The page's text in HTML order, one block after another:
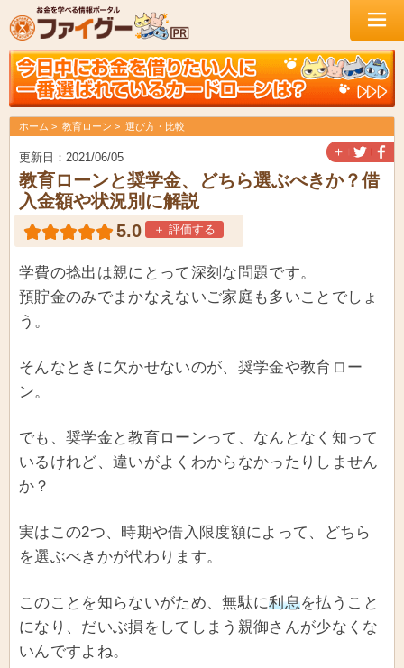
ホーム 教育ローン 選び方・比較
更新日：2021/06/05
教育ローンと奨学金、どちら選ぶべきか？借
入金額や状況別に解説
＋
5.0 ＋ 評価する
学費の捻出は親にとって深刻な問題です。
預貯金のみでまかなえないご家庭も多いことでしょ
う。
そんなときに欠かせないのが、奨学金や教育ロー
ン。
でも、奨学金と教育ローンって、なんとなく知って
いるけれど、違いがよくわからなかったりしません
か？
実はこの2つ、時期や借入限度額によって、どちら
を選ぶべきかが代わります。
このことを知らないがため、無駄に利息を払うこと
になり、だいぶ損をしてしまう親御さんが少なくな
いんですよね。